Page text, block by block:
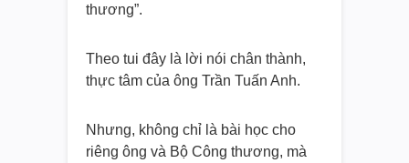
thương”.
Theo tui đây là lời nói chân thành,
thực tâm của ông Trần Tuấn Anh.
Nhưng, không chỉ là bài học cho
riêng ông và Bộ Công thương, mà